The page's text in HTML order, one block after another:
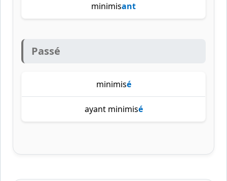
minimisant
Passé
minimisé
ayant minimisé